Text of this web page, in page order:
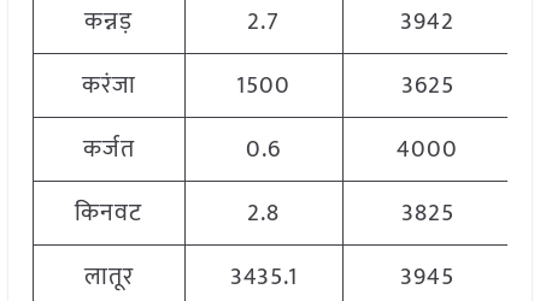
कन्नड़
2.7
3942
करंजा
1500
3625
कर्जत
0.6
4000
किनवट
2.8
3825
लातूर
3435.1
3945